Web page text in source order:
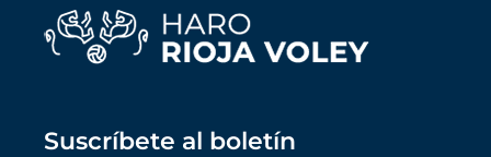
Suscríbete al boletín